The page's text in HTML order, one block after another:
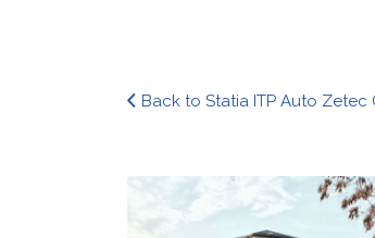
Back to Statia ITP Auto Zetec